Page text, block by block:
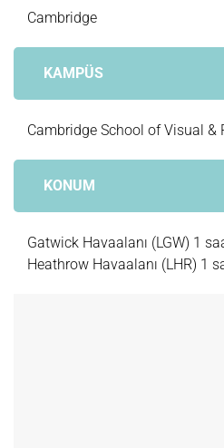
Cambridge
KAMPÜS
Cambridge School of Visual &
KONUM
Gatwick Havaalanı (LGW) 1
Heathrow Havaalanı (LHR) 1